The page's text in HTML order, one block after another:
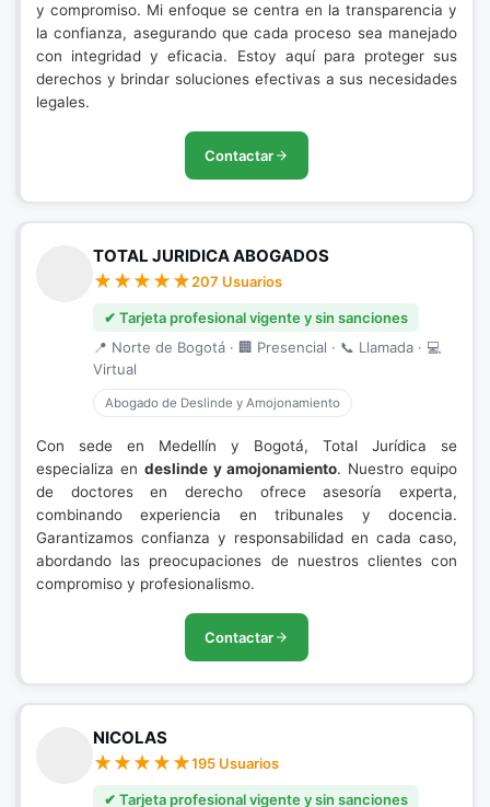
y compromiso. Mi enfoque se centra en la transparencia y
la confianza, asegurando que cada proceso sea manejado
con integridad y eficacia. Estoy aquí para proteger sus
derechos y brindar soluciones efectivas a sus necesidades
legales.
Contactar
TOTAL JURIDICA ABOGADOS
207 Usuarios
✔ Tarjeta profesional vigente y sin sanciones
📍 Norte de Bogotá · 🏢 Presencial · 📞 Llamada · 💻
Virtual
Abogado de Deslinde y Amojonamiento
Con sede en Medellín y Bogotá, Total Jurídica se
especializa en deslinde y amojonamiento. Nuestro equipo
de doctores en derecho ofrece asesoría experta,
combinando experiencia en tribunales y docencia.
Garantizamos confianza y responsabilidad en cada caso,
abordando las preocupaciones de nuestros clientes con
compromiso y profesionalismo.
Contactar
NICOLAS
195 Usuarios
✔ Tarjeta profesional vigente y sin sanciones